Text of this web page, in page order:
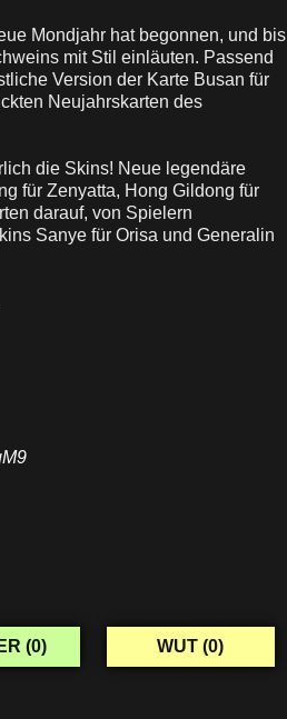
Mondjahr hat begonnen, und bis
mit Stil einläuten. Passend
Version der Karte Busan für
Neujahrskarten des
die Skins! Neue legendäre
für Zenyatta, Hong Gildong für
darauf, von Spielern
Sanye für Orisa und Generalin
(0) WUT (0)